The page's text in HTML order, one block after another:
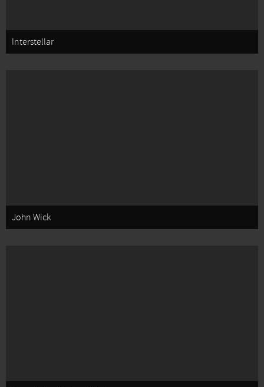
Interstellar
John Wick